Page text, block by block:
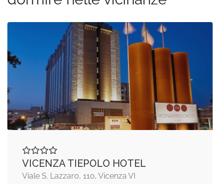
VICENZA TIEPOLO HOTEL
Viale S. Lazzaro, 110, Vicenza VI